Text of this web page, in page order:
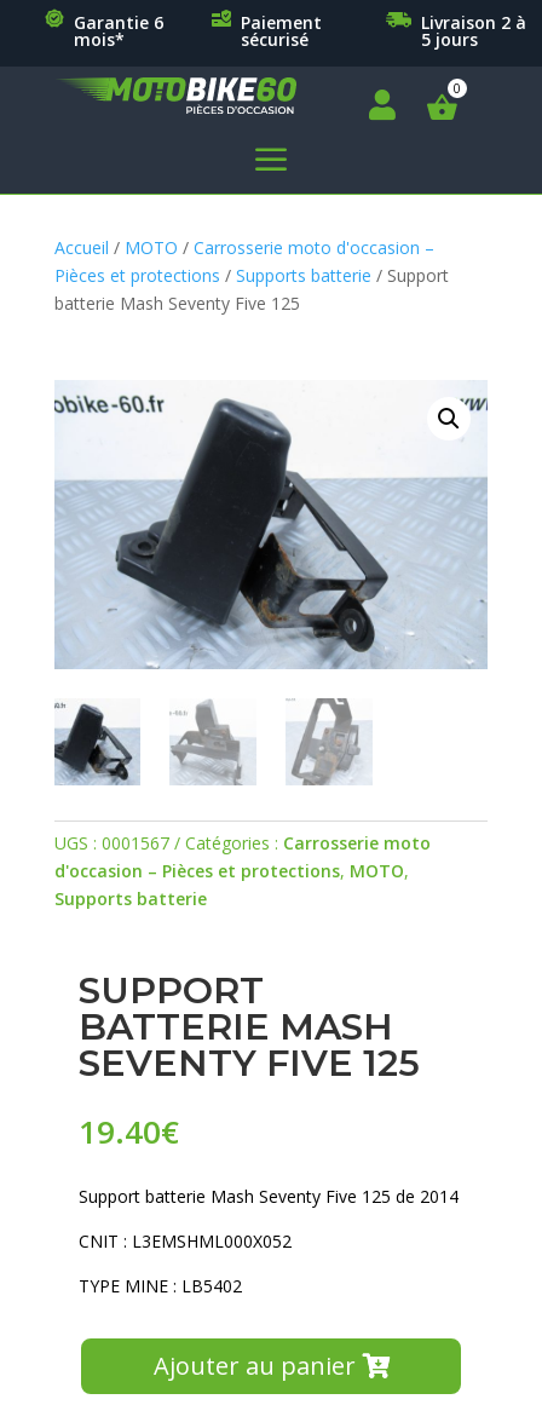
Garantie 6
mois*
Paiement
sécurisé
Livraison 2 à
5 jours

a
Accueil / MOTO / Carrosserie moto d'occasion –
Pièces et protections / Supports batterie / Support
batterie Mash Seventy Five 125
UGS : 0001567 Catégories : Carrosserie moto
d'occasion – Pièces et protections, MOTO,
Supports batterie
SUPPORT
BATTERIE MASH
SEVENTY FIVE 125
19.40€
Support batterie Mash Seventy Five 125 de 2014
CNIT : L3EMSHML000X052
TYPE MINE : LB5402
Ajouter au panier